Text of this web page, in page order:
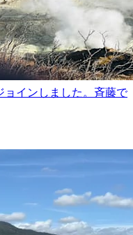
インしました。斉藤で